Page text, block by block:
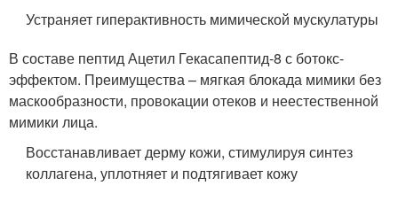
Устраняет гиперактивность мимической мускулатуры
В составе пептид Ацетил Гекасапептид-8 с ботокс-
эффектом. Преимущества – мягкая блокада мимики без
маскообразности, провокации отеков и неестественной
мимики лица.
Восстанавливает дерму кожи, стимулируя синтез
коллагена, уплотняет и подтягивает кожу